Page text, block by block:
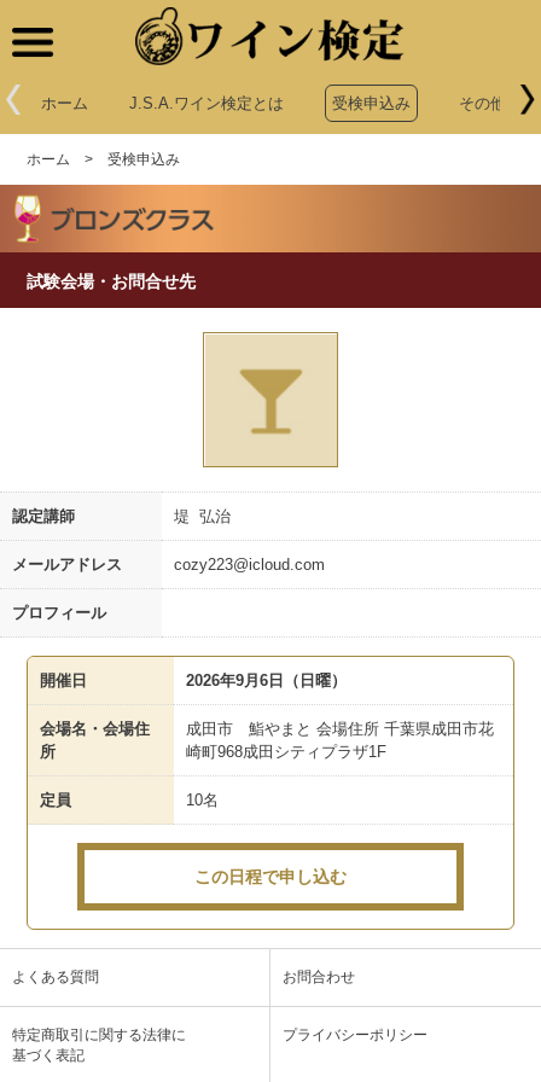
ホーム J.S.A.ワイン検定とは 受検申込み その他申込
ホーム >受検申込み
試験会場・お問合せ先
認定講師 堤 弘治
メールアドレス cozy223@icloud.com
プロフィール
開催日 2026年9月6日（日曜）
会場名・会場住
所
成田市 鮨やまと 会場住所 千葉県成田市花
崎町968成田シティプラザ1F
定員 10名
この日程で申し込む
よくある質問 お問合わせ
特定商取引に関する法律に
基づく表記
プライバシーポリシー